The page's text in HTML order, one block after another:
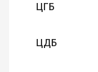
ЦГБ
ЦДБ